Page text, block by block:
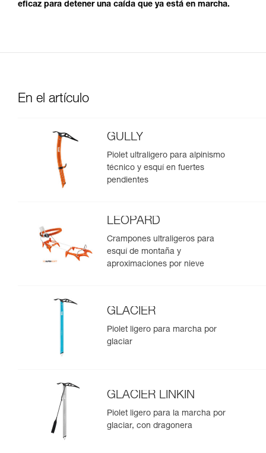
eficaz para detener una caída que ya está en marcha.
En el artículo
GULLY
Piolet ultraligero para alpinismo
técnico y esquí en fuertes
pendientes
LEOPARD
Crampones ultraligeros para
esquí de montaña y
aproximaciones por nieve
GLACIER
Piolet ligero para marcha por
glaciar
GLACIER LINKIN
Piolet ligero para la marcha por
glaciar, con dragonera